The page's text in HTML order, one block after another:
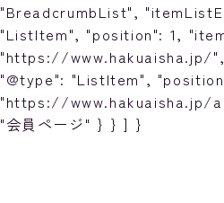
"BreadcrumbList",
"ListItem", "position": 1,
"https://www.hakuaisha.jp/
"@type": "ListItem",
"https://www.hakuaisha.jp/
"会員ページ" } } ] }